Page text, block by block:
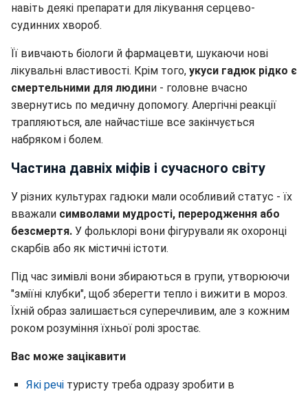
навіть деякі препарати для лікування серцево-
судинних хвороб.
Її вивчають біологи й фармацевти, шукаючи нові
лікувальні властивості. Крім того, укуси гадюк рідко є
смертельними для людини - головне вчасно
звернутись по медичну допомогу. Алергічні реакції
трапляються, але найчастіше все закінчується
набряком і болем.
Частина давніх міфів і сучасного світу
У різних культурах гадюки мали особливий статус - їх
вважали символами мудрості, переродження або
безсмертя. У фольклорі вони фігурували як охоронці
скарбів або як містичні істоти.
Під час зимівлі вони збираються в групи, утворюючи
"зміїні клубки", щоб зберегти тепло і вижити в мороз.
Їхній образ залишається суперечливим, але з кожним
роком розуміння їхньої ролі зростає.
Вас може зацікавити
Які речі туристу треба одразу зробити в